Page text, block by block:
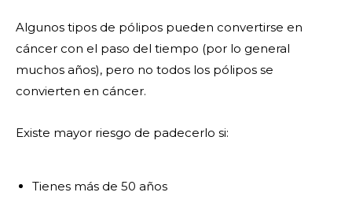
Algunos tipos de pólipos pueden convertirse en
cáncer con el paso del tiempo (por lo general
muchos años), pero no todos los pólipos se
convierten en cáncer.
Existe mayor riesgo de padecerlo si:
Tienes más de 50 años